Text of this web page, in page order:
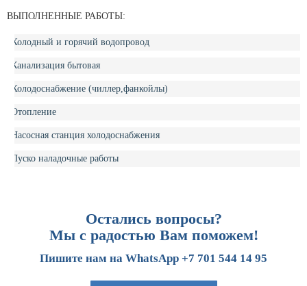
ВЫПОЛНЕННЫЕ РАБОТЫ:
Холодный и горячий водопровод
Канализация бытовая
Холодоснабжение (чиллер,фанкойлы)
Отопление
Насосная станция холодоснабжения
Пуско наладочные работы
Остались вопросы?
Мы с радостью Вам поможем!
Пишите нам на WhatsApp +7 701 544 14 95